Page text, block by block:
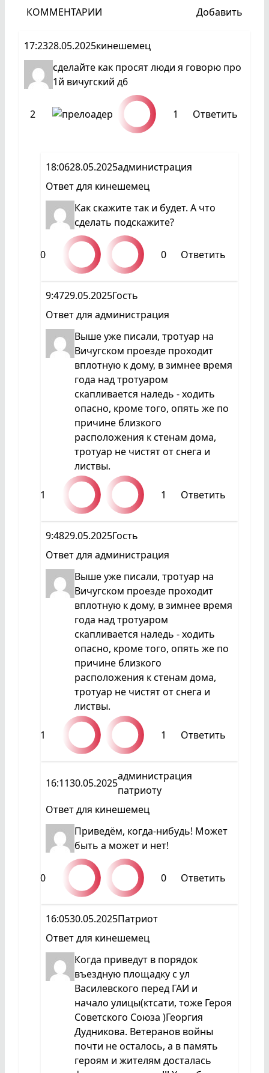
КОММЕНТАРИИ Добавить
17:2328.05.2025кинешемец
сделайте как просят люди я говорю про
1й вичугский д6
2 1 Ответить
18:0628.05.2025администрация
Ответ для кинешемец
Как скажите так и будет. А что
сделать подскажите?
0 0 Ответить
9:4729.05.2025Гость
Ответ для администрация
Выше уже писали, тротуар на
Вичугском проезде проходит
вплотную к дому, в зимнее время
года над тротуаром
скапливается наледь - ходить
опасно, кроме того, опять же по
причине близкого
расположения к стенам дома,
тротуар не чистят от снега и
листвы.
1 1 Ответить
9:4829.05.2025Гость
Ответ для администрация
Выше уже писали, тротуар на
Вичугском проезде проходит
вплотную к дому, в зимнее время
года над тротуаром
скапливается наледь - ходить
опасно, кроме того, опять же по
причине близкого
расположения к стенам дома,
тротуар не чистят от снега и
листвы.
1 1 Ответить
16:1130.05.2025
администрация
патриоту
Ответ для кинешемец
Приведём, когда-нибудь! Может
быть а может и нет!
0 0 Ответить
16:0530.05.2025Патриот
Ответ для кинешемец
Когда приведут в порядок
въездную площадку с ул
Василевского перед ГАИ и
начало улицы(ктсати, тоже Героя
Советского Союза )Георгия
Дудникова. Ветеранов войны
почти не осталось, а в память
героям и жителям досталась